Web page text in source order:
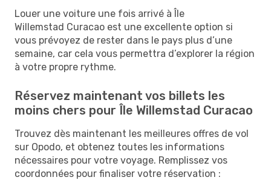
Louer une voiture une fois arrivé à Île
Willemstad Curacao est une excellente option si
vous prévoyez de rester dans le pays plus d’une
semaine, car cela vous permettra d’explorer la région
à votre propre rythme.
Réservez maintenant vos billets les
moins chers pour Île Willemstad Curacao
Trouvez dès maintenant les meilleures offres de vol
sur Opodo, et obtenez toutes les informations
nécessaires pour votre voyage. Remplissez vos
coordonnées pour finaliser votre réservation :